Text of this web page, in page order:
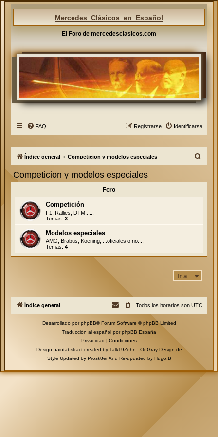
Mercedes Clásicos en Español
El Foro de mercedesclasicos.com
FAQ Identificarse
Registrarse
Índice general Competicion y modelos especiales
Competicion y modelos especiales
Foro
Competición
F1, Rallies, DTM,.....
Temas: 3
Modelos especiales
AMG, Brabus, Koening, ...oficiales o no....
Temas: 4
Ir a
Índice general Todos los horarios son UTC
Desarrollado porphpBB® Forum Software © phpBB Limited
Traducción al español porphpBB España
Privacidad | Condiciones
Design paintabstract created by Talk19Zehn - OnGray-Design.de
Style Updated by Prosk8erAnd Re-updated by Hugo.B